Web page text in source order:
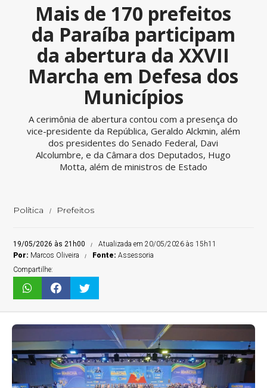
Mais de 170 prefeitos
da Paraíba participam
da abertura da XXVII
Marcha em Defesa dos
Municípios
A cerimônia de abertura contou com a presença do
vice-presidente da República, Geraldo Alckmin, além
dos presidentes do Senado Federal, Davi
Alcolumbre, e da Câmara dos Deputados, Hugo
Motta, além de ministros de Estado
Política Prefeitos
19/05/2026 às 21h00
Atualizada em 20/05/2026 às 15h11
Por: Marcos Oliveira Fonte:Assessoria
Compartilhe: